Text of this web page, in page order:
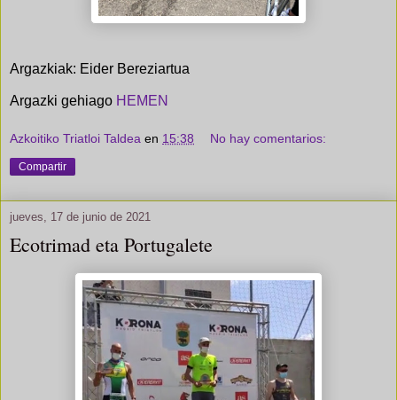
Argazkiak: Eider Bereziartua
Argazki gehiago HEMEN
Azkoitiko Triatloi Taldea en 15:38 No hay comentarios:
Compartir
jueves, 17 de junio de 2021
Ecotrimad eta Portugalete